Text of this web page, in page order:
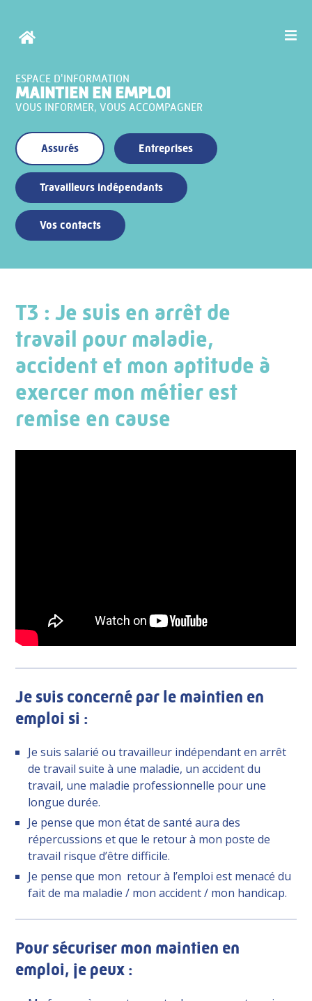
ESPACE D'INFORMATION
MAINTIEN EN EMPLOI
VOUS INFORMER, VOUS ACCOMPAGNER
Assurés Entreprises
Travailleurs indépendants
Vos contacts
T3 : Je suis en arrêt de
travail pour maladie,
accident et mon aptitude à
exercer mon métier est
remise en cause
Je suis concerné par le maintien en
emploi si :
Je suis salarié ou travailleur indépendant en arrêt
de travail suite à une maladie, un accident du
travail, une maladie professionnelle pour une
longue durée.
Je pense que mon état de santé aura des
répercussions et que le retour à mon poste de
travail risque d’être difficile.
Je pense que mon retour à l’emploi est menacé du
fait de ma maladie / mon accident / mon handicap.
Pour sécuriser mon maintien en
emploi, je peux :